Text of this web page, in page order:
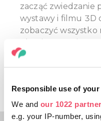
Responsible use of your
We and our 1022
e.g. your IP-number,
zacząć zwiedzanie
wystawy i filmu 3D
zobaczyć wszystko
są obecnie w